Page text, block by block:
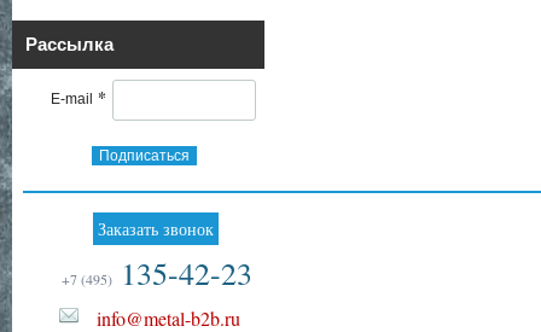
Рассылка
E-mail *
Подписаться
Заказать звонок
+7 (495) 135-42-23
info@metal-b2b.ru